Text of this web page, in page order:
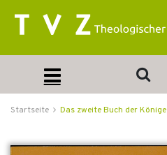
Startseite Das zweite Buch der Könige